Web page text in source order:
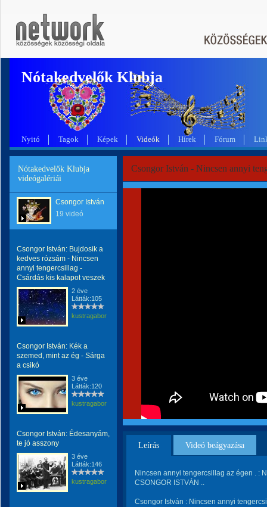
Nótakedvelők Klubja
Nyitó Tagok Képek Videók Hírek Fórum
Nótakedvelők Klubja
videógalériái
Csongor István
19 videó
Csongor István: Bujdosik a
kedves rózsám - Nincsen
annyi tengercsillag -
Csárdás kis kalapot veszek
2 éve
Látták:105
kustragabor
Csongor István: Kék a
szemed, mint az ég - Sárga
a csikó
3 éve
Látták:120
kustragabor
Csongor István: Édesanyám,
te jó asszony
3 éve
Látták:146
kustragabor
Csongor István - Nincsen annyi
Leírás Videó beágyazása
Nincsen annyi tengercsillag az égen . :
CSONGOR ISTVÁN ..
Csongor István : Nincsen annyi